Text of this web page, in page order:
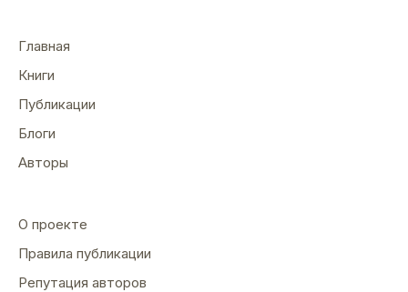
Главная
Книги
Публикации
Блоги
Авторы
О проекте
Правила публикации
Репутация авторов